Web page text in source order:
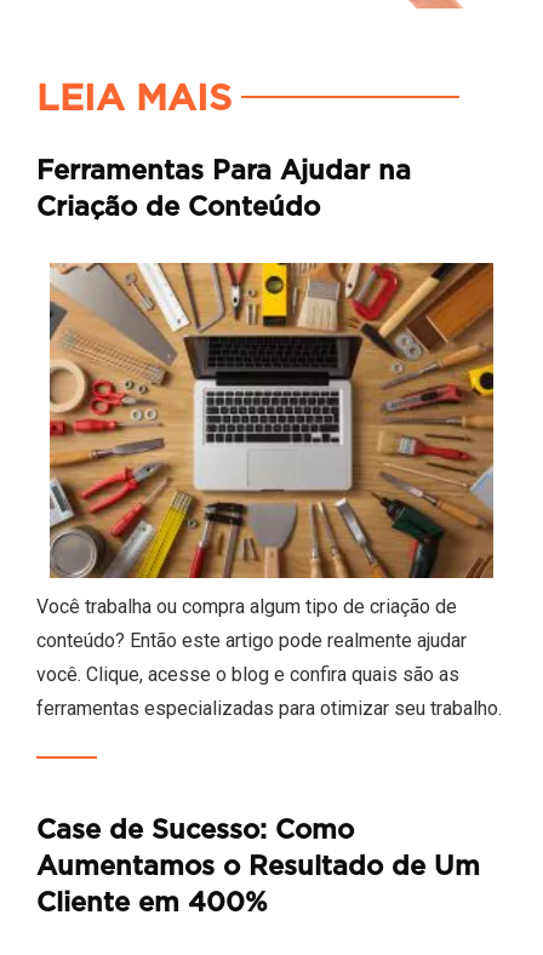
LEIA MAIS
Ferramentas Para Ajudar na
Criação de Conteúdo
Você trabalha ou compra algum tipo de criação de
conteúdo? Então este artigo pode realmente ajudar
você. Clique, acesse o blog e confira quais são as
ferramentas especializadas para otimizar seu trabalho.
Case de Sucesso: Como
Aumentamos o Resultado de Um
Cliente em 400%